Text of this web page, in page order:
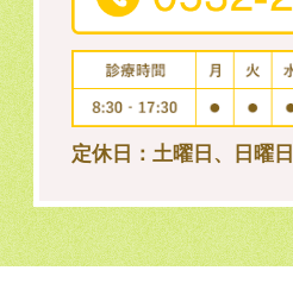
定休日：土曜日、日曜日